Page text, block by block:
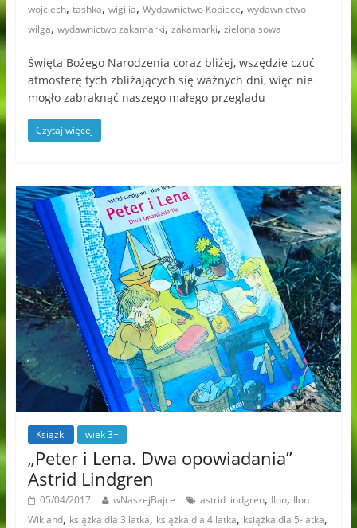
wojciech, tashka, wigilia, Wydawnictwo Kobiece, wydawnictwo
wilga, wydawnictwo zakamarki, zakamarki, zielona sowa
Święta Bożego Narodzenia coraz bliżej, wszędzie czuć
atmosferę tych zbliżających się ważnych dni, więc nie
mogło zabraknąć naszego małego przeglądu
Czytaj więcej
Książki wiek 3+
„Peter i Lena. Dwa opowiadania”
Astrid Lindgren
05/04/2017 wNaszejBajce astrid lindgren, Ilon, Ilon
Wikland, książka dla 3 latka, książka dla 4 latka, książka dla 5-latka,